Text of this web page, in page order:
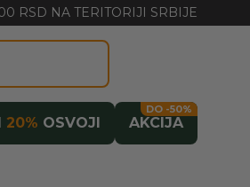
RSD NA TERITORIJI SRBIJE
20% OSVOJI AKCIJA
DO -50%